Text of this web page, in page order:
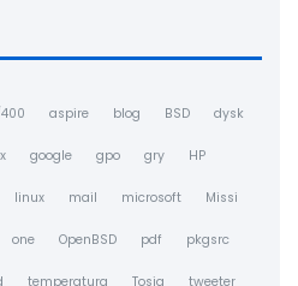
aspire blog BSD dysk
google gpo gry HP
linux mail microsoft Missi
one OpenBSD pdf pkgsrc
temperatura Tosia tweeter